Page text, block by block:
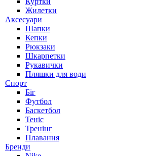
Жилетки
Аксесуари
Шапки
Кепки
Рюкзаки
Шкарпетки
Рукавички
Пляшки для води
Спорт
Біг
Футбол
Баскетбол
Теніс
Тренінг
Плавання
Бренди